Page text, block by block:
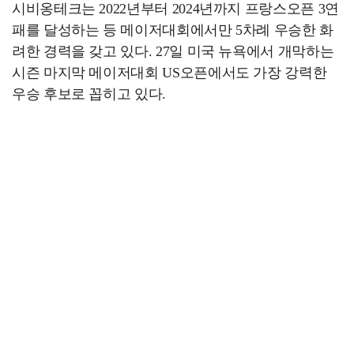
시비옹테크는 2022년부터 2024년까지 프랑스오픈 3연
패를 달성하는 등 메이저대회에서만 5차례 우승한 화
려한 경력을 갖고 있다. 27일 미국 뉴욕에서 개막하는
시즌 마지막 메이저대회 US오픈에서도 가장 강력한
우승 후보로 꼽히고 있다.